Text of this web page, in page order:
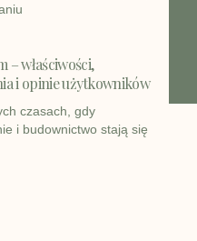
– właściwości,
i opinie użytkowników
czasach, gdy
i budownictwo stają się